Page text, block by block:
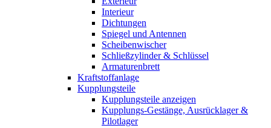
Interieur
Dichtungen
Spiegel und Antennen
Scheibenwischer
Schließzylinder & Schlüssel
Armaturenbrett
Kraftstoffanlage
Kupplungsteile
Kupplungsteile anzeigen
Kupplungs-Gestänge, Ausrücklager &
Pilotlager